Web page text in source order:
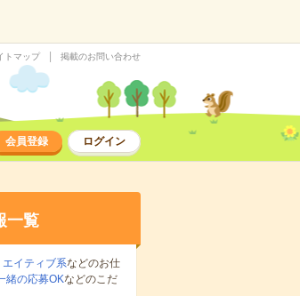
トマップ 掲載のお問い合わせ
会員登録 ログイン
一覧
エイティブ系などのお仕
緒の応募OKなどのこだ